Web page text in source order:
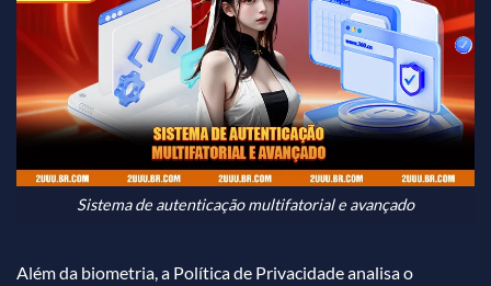
Sistema de autenticação multifatorial e avançado
Além da biometria, a Política de Privacidade analisa o